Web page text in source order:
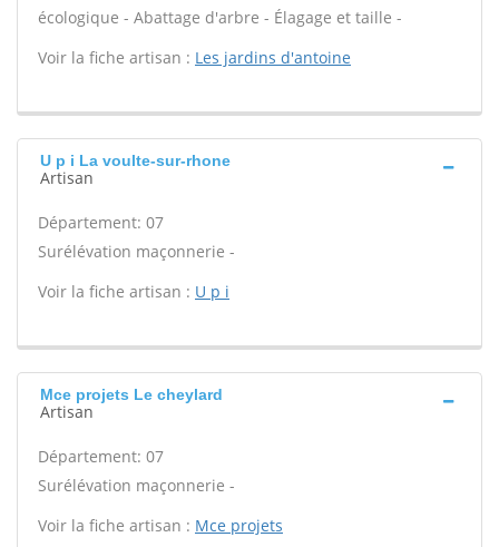
écologique - Abattage d'arbre - Élagage et taille -
Voir la fiche artisan : Les jardins d'antoine
U p i La voulte-sur-rhone
Artisan
Département: 07
Surélévation maçonnerie -
Voir la fiche artisan : U p i
Mce projets Le cheylard
Artisan
Département: 07
Surélévation maçonnerie -
Voir la fiche artisan : Mce projets